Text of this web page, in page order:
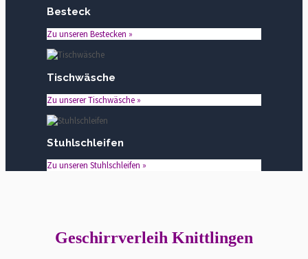
Besteck
Zu unseren Bestecken »
Tischwäsche
Zu unserer Tischwäsche »
Stuhlschleifen
Zu unseren Stuhlschleifen »
Geschirrverleih Knittlingen